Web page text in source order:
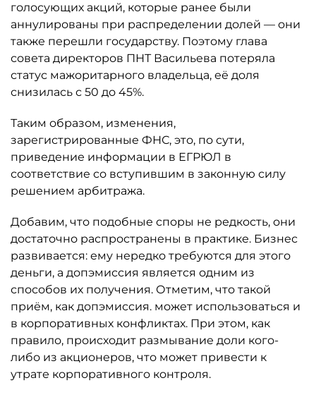
голосующих акций, которые ранее были
аннулированы при распределении долей — они
также перешли государству. Поэтому глава
совета директоров ПНТ Васильева потеряла
статус мажоритарного владельца, её доля
снизилась с 50 до 45%.
Таким образом, изменения,
зарегистрированные ФНС, это, по сути,
приведение информации в ЕГРЮЛ в
соответствие со вступившим в законную силу
решением арбитража.
Добавим, что подобные споры не редкость, они
достаточно распространены в практике. Бизнес
развивается: ему нередко требуются для этого
деньги, а допэмиссия является одним из
способов их получения. Отметим, что такой
приём, как допэмиссия. может использоваться и
в корпоративных конфликтах. При этом, как
правило, происходит размывание доли кого-
либо из акционеров, что может привести к
утрате корпоративного контроля.